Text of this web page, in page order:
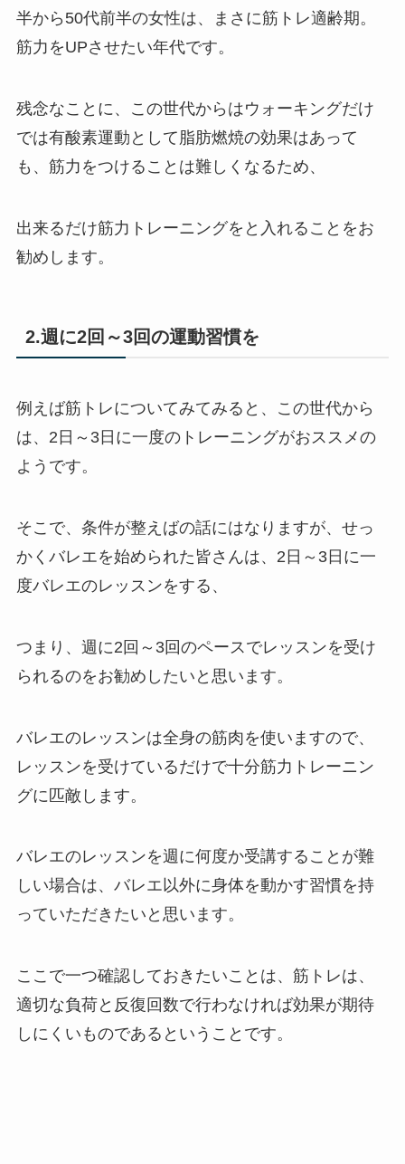
半から50代前半の女性は、まさに筋トレ適齢期。
筋力をUPさせたい年代です。
残念なことに、この世代からはウォーキングだけ
では有酸素運動として脂肪燃焼の効果はあって
も、筋力をつけることは難しくなるため、
出来るだけ筋力トレーニングをと入れることをお
勧めします。
2.週に2回～3回の運動習慣を
例えば筋トレについてみてみると、この世代から
は、2日～3日に一度のトレーニングがおススメの
ようです。
そこで、条件が整えばの話にはなりますが、せっ
かくバレエを始められた皆さんは、2日～3日に一
度バレエのレッスンをする、
つまり、週に2回～3回のペースでレッスンを受け
られるのをお勧めしたいと思います。
バレエのレッスンは全身の筋肉を使いますので、
レッスンを受けているだけで十分筋力トレーニン
グに匹敵します。
バレエのレッスンを週に何度か受講することが難
しい場合は、バレエ以外に身体を動かす習慣を持
っていただきたいと思います。
ここで一つ確認しておきたいことは、筋トレは、
適切な負荷と反復回数で行わなければ効果が期待
しにくいものであるということです。